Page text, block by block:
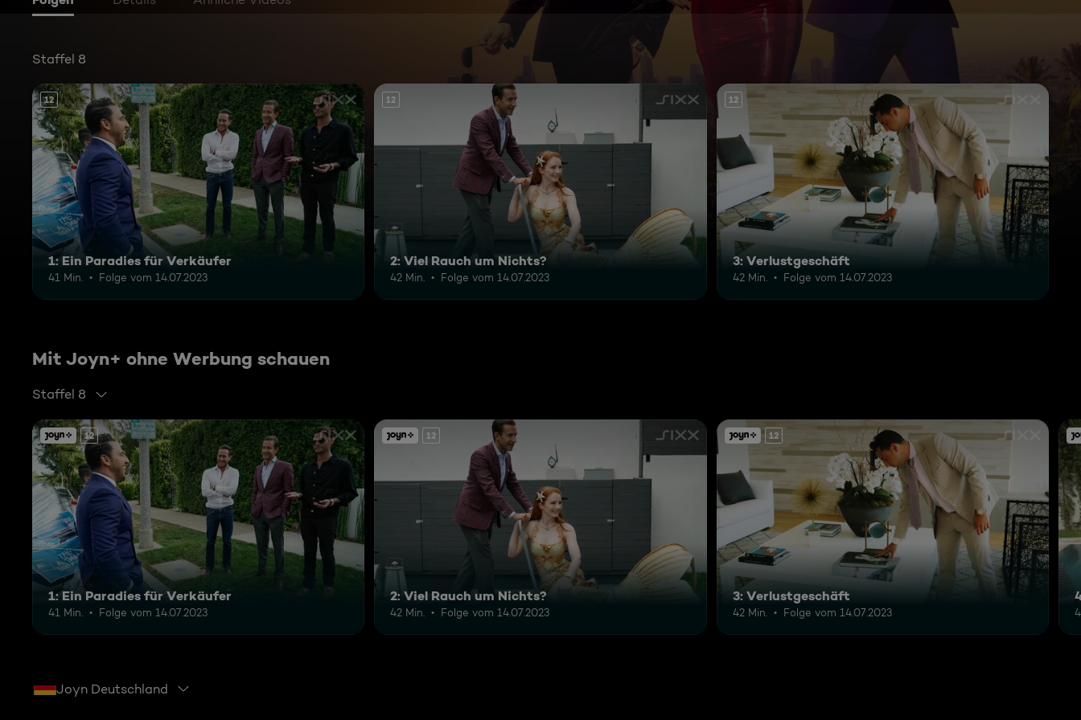
Staffel 8
12
1: Ein Paradies für Verkäufer
41 Min. Folge vom 14.07.2023
12
2: Viel Rauch um Nichts?
42 Min. Folge vom 14.07.2023
12
3: Verlustgeschäft
42 Min. Folge vom 14.07.2023
Mit Joyn+ ohne Werbung schauen
Staffel 8
12
1: Ein Paradies für Verkäufer
41 Min. Folge vom 14.07.2023
12
2: Viel Rauch um Nichts?
42 Min. Folge vom 14.07.2023
12
3: Verlustgeschäft
42 Min. Folge vom 14.07.2023
Joyn Deutschland